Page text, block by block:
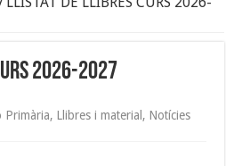
2026-2027
Primària, Llibres i material , Notícies